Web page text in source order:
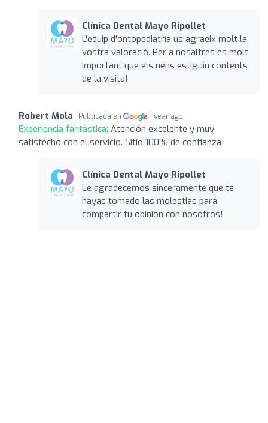
Clínica Dental Mayo Ripollet
L'equip d'ontopediatría us agraeix molt la
vostra valoració. Per a nosaltres és molt
important que els nens estiguin contents
de la visita!
Robert Mola Publicada en 1 year ago
Experiencia fantástica: Atención excelente y muy
satisfecho con el servicio. Sitio 100% de confianza
Clínica Dental Mayo Ripollet
Le agradecemos sinceramente que te
hayas tomado las molestias para
compartir tu opinión con nosotros!